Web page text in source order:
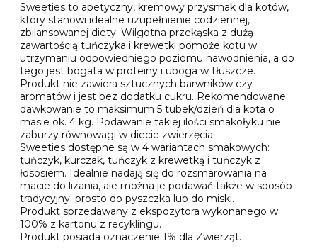
Sweeties to apetyczny, kremowy przysmak dla kotów,
który stanowi idealne uzupełnienie codziennej,
zbilansowanej diety. Wilgotna przekąska z dużą
zawartością tuńczyka i krewetki pomoże kotu w
utrzymaniu odpowiedniego poziomu nawodnienia, a do
tego jest bogata w proteiny i uboga w tłuszcze.
Produkt nie zawiera sztucznych barwników czy
aromatów i jest bez dodatku cukru. Rekomendowane
dawkowanie to maksimum 5 tubek/dzień dla kota o
masie ok. 4 kg. Podawanie takiej ilości smakołyku nie
zaburzy równowagi w diecie zwierzęcia.
Sweeties dostępne są w 4 wariantach smakowych:
tuńczyk, kurczak, tuńczyk z krewetką i tuńczyk z
łososiem. Idealnie nadają się do rozsmarowania na
macie do lizania, ale można je podawać także w sposób
tradycyjny: prosto do pyszczka lub do miski.
Produkt sprzedawany z ekspozytora wykonanego w
100% z kartonu z recyklingu.
Produkt posiada oznaczenie 1% dla Zwierząt.